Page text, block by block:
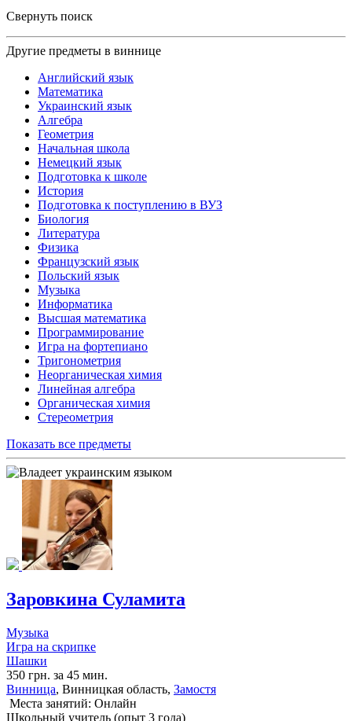
Свернуть поиск
Другие предметы в виннице
Английский язык
Математика
Украинский язык
Алгебра
Геометрия
Начальная школа
Немецкий язык
Подготовка к школе
История
Подготовка к поступлению в ВУЗ
Биология
Литература
Физика
Французский язык
Польский язык
Музыка
Информатика
Высшая математика
Программирование
Игра на фортепиано
Тригонометрия
Неорганическая химия
Линейная алгебра
Органическая химия
Стереометрия
Показать все предметы
Заровкина Суламита
Музыка
Игра на скрипке
Шашки
350 грн. за 45 мин.
Винница, Винницкая область, Замостя
Места занятий: Онлайн
Школьный учитель (опыт 3 года)